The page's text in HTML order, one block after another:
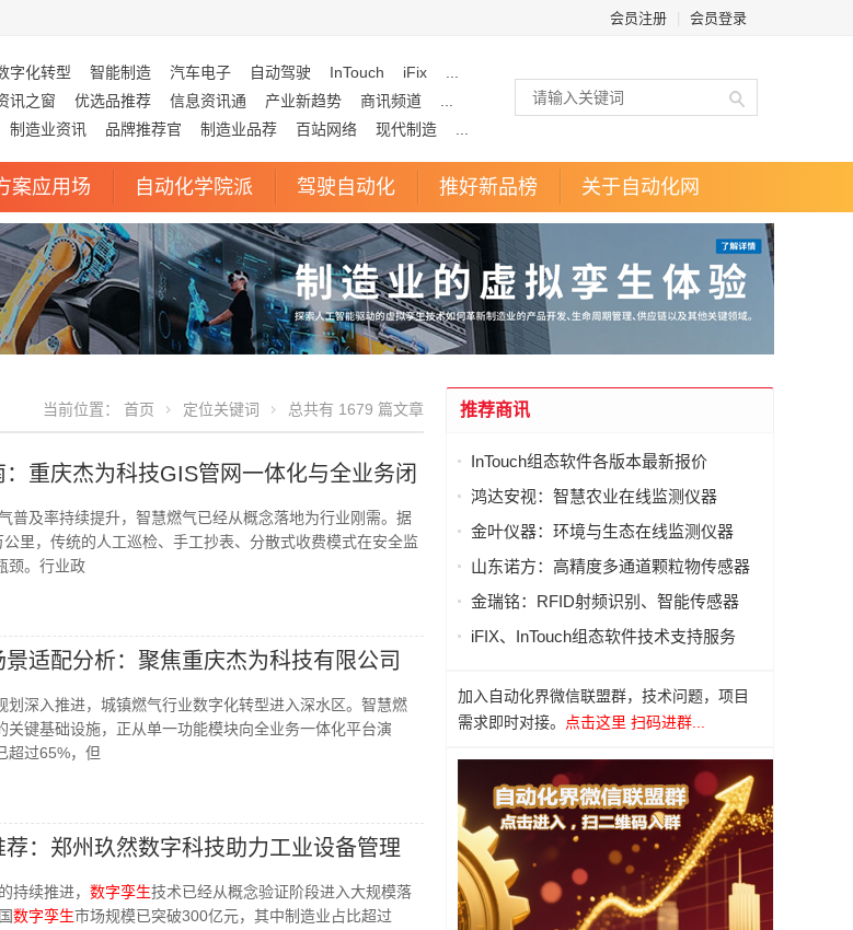
会员注册 会员登录
字化转型 智能制造 汽车电子 自动驾驶 InTouch iFix
讯之窗 优选品推荐 信息资讯通 产业新趋势 商讯频道
制造业资讯 品牌推荐官 制造业品荐 百站网络 现代制造
案应用场 自动化学院派 驾驶自动化 推好新品榜 关于自动化网
当前位置： 首页 定位关键词 总共有 1679 篇文章
重庆杰为科技GIS管网一体化与全业务闭
普及率持续提升，智慧燃气已经从概念落地为行业刚需。据
里，传统的人工巡检、手工抄表、分散式收费模式在安全监
颈。行业政
适配分析：聚焦重庆杰为科技有限公司
划深入推进，城镇燃气行业数字化转型进入深水区。智慧燃
键基础设施，正从单一功能模块向全业务一体化平台演
超过65%，但
荐：郑州玖然数字科技助力工业设备管理
持续推进， 数字孪生技术已经从概念验证阶段进入大规模落
数字孪生市场规模已突破300亿元，其中制造业占比超过
推荐商讯
InTouch组态软件各版本最新报价
鸿达安视：智慧农业在线监测仪器
金叶仪器：环境与生态在线监测仪器
山东诺方：高精度多通道颗粒物传感器
金瑞铭：RFID射频识别、智能传感器
iFIX、InTouch组态软件技术支持服务
加入自动化界微信联盟群，技术问题，项目
需求即时对接。
点击这里 扫码进群...